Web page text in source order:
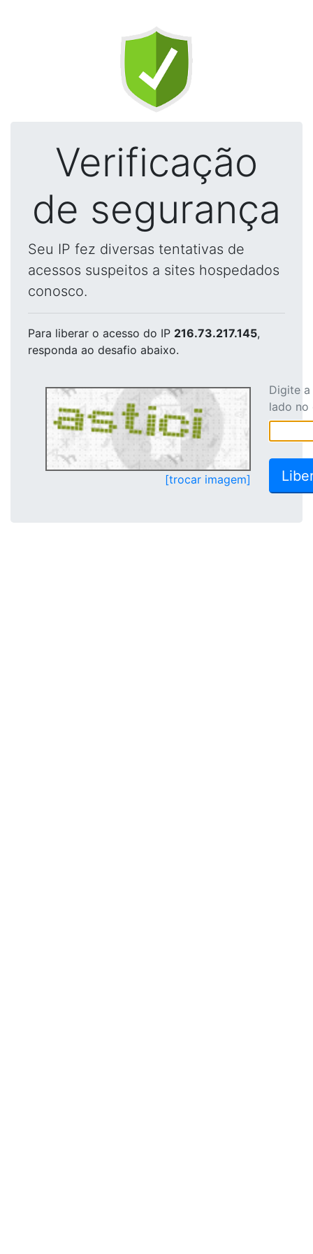
Verificação
de segurança
Seu IP fez diversas tentativas de
acessos suspeitos a sites hospedados
conosco.
Para liberar o acesso do IP 216.73.217.145,
responda ao desafio abaixo.
[trocar imagem]
Digite
lado no